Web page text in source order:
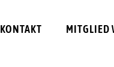
KONTAKT MITGLIED